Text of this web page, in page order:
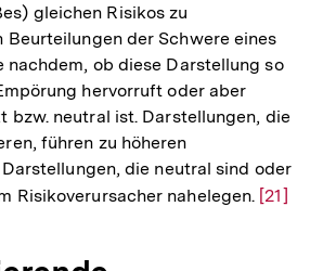
gleichen Risikos zu
Beurteilungen der Schwere eines
nachdem, ob diese Darstellung so
hervorruft oder aber
bzw. neutral ist. Darstellungen, die
führen zu höheren
die neutral sind oder
Risikoverursacher nahelegen. Zur
[21]